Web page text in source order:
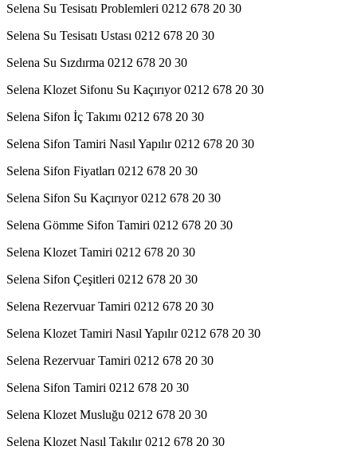
Selena Su Tesisatı Problemleri 0212 678 20 30
Selena Su Tesisatı Ustası 0212 678 20 30
Selena Su Sızdırma 0212 678 20 30
Selena Klozet Sifonu Su Kaçırıyor 0212 678 20 30
Selena Sifon İç Takımı 0212 678 20 30
Selena Sifon Tamiri Nasıl Yapılır 0212 678 20 30
Selena Sifon Fiyatları 0212 678 20 30
Selena Sifon Su Kaçırıyor 0212 678 20 30
Selena Gömme Sifon Tamiri 0212 678 20 30
Selena Klozet Tamiri 0212 678 20 30
Selena Sifon Çeşitleri 0212 678 20 30
Selena Rezervuar Tamiri 0212 678 20 30
Selena Klozet Tamiri Nasıl Yapılır 0212 678 20 30
Selena Rezervuar Tamiri 0212 678 20 30
Selena Sifon Tamiri 0212 678 20 30
Selena Klozet Musluğu 0212 678 20 30
Selena Klozet Nasıl Takılır 0212 678 20 30